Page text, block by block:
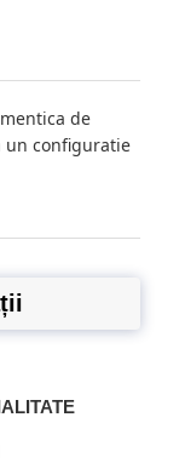
de
un configuratie